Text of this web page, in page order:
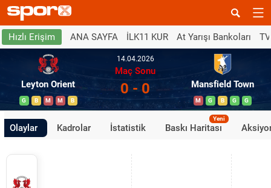
Hızlı Erişim ANA SAYFA İLK11 KUR At Yarışı Bankoları
Leyton Orient
G B M M B
14.04.2026
Maç Sonu
0 - 0 Mansfield Town
M G B G G
Olaylar Kadrolar İstatistik Baskı Haritası
Yeni